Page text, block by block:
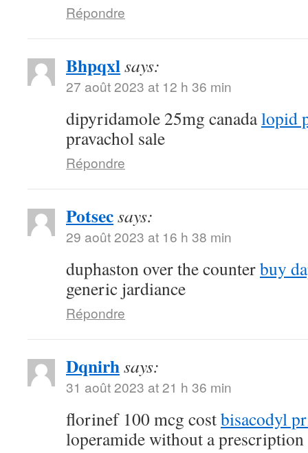
Répondre
Bhpqxlsays:
27 août 2023 at 12 h 36 min
dipyridamole 25mg canadalopid
pravachol sale
Répondre
Potsecsays:
29 août 2023 at 16 h 38 min
duphaston over the counterbuy
generic jardiance
Répondre
Dqnirhsays:
31 août 2023 at 21 h 36 min
florinef 100 mcg costbisacodyl
loperamide without a prescription